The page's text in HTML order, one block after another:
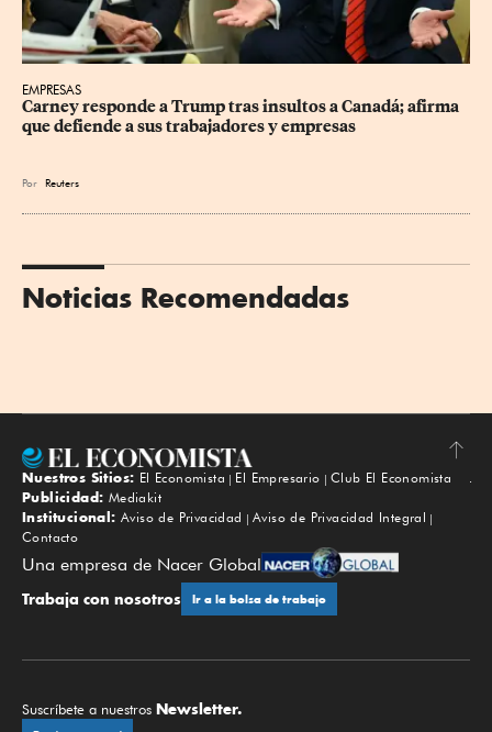
EMPRESAS
Carney responde a Trump tras insultos a Canadá; afirma
que defiende a sus trabajadores y empresas
Por Reuters
Noticias Recomendadas
Subir
Nuestros Sitios: El Economista El Empresario
Club El Economista
Publicidad: Mediakit
Institucional: Aviso de Privacidad
Aviso de Privacidad Integral
Contacto
Una empresa de Nacer Global
Trabaja con nosotros Ir a la bolsa de trabajo
Suscríbete a nuestros Newsletter.